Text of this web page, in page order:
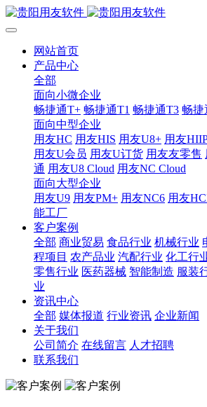
网站首页
产品中心
全部
面向小微企业
畅捷通T+ 畅捷通T1 畅捷通T3 畅捷
面向中型企业
用友HC 用友HIS 用友U8+ 用友HIIP
用友U会员 用友U订货 用友友零售
通 用友U8 Cloud 用友NC Cloud
面向大型企业
用友U9 用友PM+ 用友NC6 用友
能工厂
客户案例
全部 商业贸易 食品行业 机械行业
程项目 农产品业 汽配行业 化工行
零售行业 医药器械 智能制造 服装
业
资讯中心
全部 媒体报道 行业资讯 企业新闻
关于我们
公司简介 在线留言 人才招聘
联系我们